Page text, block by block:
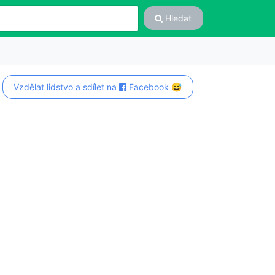
Hledat
Vzdělat lidstvo a sdílet na Facebook 😅